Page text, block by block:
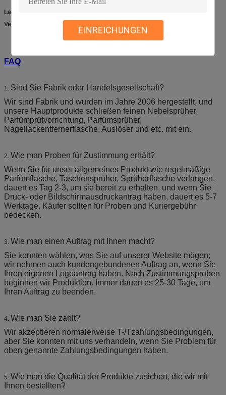
EINREICHUNGEN
Lagerung
Versand
FAQ
1. Sind Sie Fabrik oder Handelsgesellschaft?
Wir sind Fabrik und wurden im Jahre 2006 hergestellt, und
unsere Hauptprodukte schließen feinen Nebelsprüher,
Parfümprüfvorrichtung, Parfümsprüher,
Nagellackentfernerflasche, Auslöser und etc. mit ein.
2. Wie man Proben für Zustimmung erhält?
Wenn Sie für unser allgemeines Produkt wie regelmäßige
Parfümflasche, Taschensprüher, Sprüherflasche verlangen,
dauert es Tag 2-3, um sie bereit zu erhalten, und wenn Sie
Druck- oder Bildschirmausdruckantrag haben, dauert es 5-7
Werktage. Käufer sollten für Proben und Kuriergebühr
bedecken.
3. Wie man einen Auftrag mit Ihnen macht?
Sie konnten wählen, was Sie auf unserer Website mögen;
wir nehmen auch kundengebundenen Auftrag an, wenn Sie
Ihren eigenen Logoantrag haben. Nach Zustimmungsproben
beginnen wir Produktion. Immer dauert es 25-30 Tage, um
Ihren Auftrag zu beenden.
4. Wie man Sie zahlt?
Wir akzeptieren normalerweise T-/Tzahlungsbedingungen,
aber Sie konnten mit uns verhandeln, wenn Sie Problem für
oben genannte Zahlungsbedingungen haben.
5. Wie man die Qualität der Produkte zusichert, die wir mit
Ihnen bestellten?